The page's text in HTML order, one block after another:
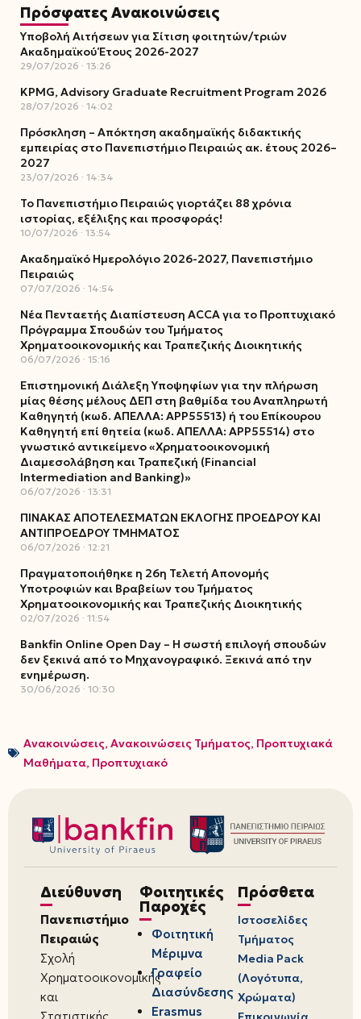
Πρόσφατες Ανακοινώσεις
Υποβολή Αιτήσεων για Σίτιση φοιτητών/τριών
Ακαδημαϊκού Έτους 2026-2027
29/07/2026 13:26
KPMG, Advisory Graduate Recruitment Program 2026
28/07/2026 14:02
Πρόσκληση – Απόκτηση ακαδημαϊκής διδακτικής
εμπειρίας στο Πανεπιστήμιο Πειραιώς ακ. έτους 2026–
2027
23/07/2026 14:34
Το Πανεπιστήμιο Πειραιώς γιορτάζει 88 χρόνια
ιστορίας, εξέλιξης και προσφοράς!
10/07/2026 13:54
Ακαδημαϊκό Ημερολόγιο 2026-2027, Πανεπιστήμιο
Πειραιώς
07/07/2026 14:54
Νέα Πενταετής Διαπίστευση ACCA για το Προπτυχιακό
Πρόγραμμα Σπουδών του Τμήματος
Χρηματοοικονομικής και Τραπεζικής Διοικητικής
06/07/2026 15:16
Επιστημονική Διάλεξη Υποψηφίων για την πλήρωση
μίας θέσης μέλους ΔΕΠ στη βαθμίδα του Αναπληρωτή
Καθηγητή (κωδ. ΑΠΕΛΛΑ: ΑΡΡ55513) ή του Επίκουρου
Καθηγητή επί θητεία (κωδ. ΑΠΕΛΛΑ: ΑΡΡ55514) στο
γνωστικό αντικείμενο «Χρηματοοικονομική
Διαμεσολάβηση και Τραπεζική (Financial
Intermediation and Banking)»
06/07/2026 13:31
ΠΙΝΑΚΑΣ ΑΠΟΤΕΛΕΣΜΑΤΩΝ ΕΚΛΟΓΗΣ ΠΡΟΕΔΡΟΥ ΚΑΙ
ΑΝΤΙΠΡΟΕΔΡΟΥ ΤΜΗΜΑΤΟΣ
06/07/2026 12:21
Πραγματοποιήθηκε η 26η Τελετή Απονομής
Υποτροφιών και Βραβείων του Τμήματος
Χρηματοοικονομικής και Τραπεζικής Διοικητικής
02/07/2026 11:54
Bankfin Online Open Day – Η σωστή επιλογή σπουδών
δεν ξεκινά από το Μηχανογραφικό. Ξεκινά από την
ενημέρωση.
30/06/2026 10:30
Ανακοινώσεις, Ανακοινώσεις Τμήματος, Προπτυχιακά
Μαθήματα, Προπτυχιακό
Διεύθυνση
Πανεπιστήμιο
Πειραιώς
Σχολή
Χρηματοοικονομικής
και
Φοιτητικές
Παροχές
Φοιτητική
Μέριμνα
Γραφείο
Διασύνδεσης
Erasmus
Πρόσθετα
Ιστοσελίδες
Τμήματος
Media Pack
(Λογότυπα,
Χρώματα)